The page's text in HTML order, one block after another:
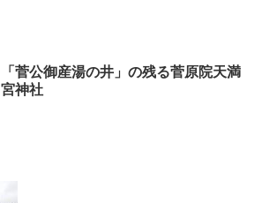
「菅公御産湯の井」の残る菅原院天満
宮神社